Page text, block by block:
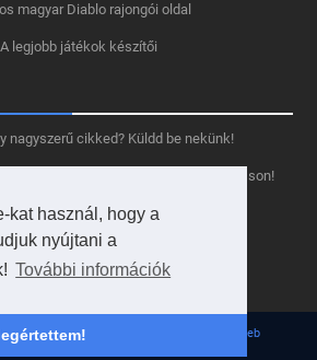
kat használ, hogy a
nyújtani a
További információk
magyar Diablo rajongói oldal
legjobb játékok készítői
nagyszerű cikked? Küldd be nekünk!
az oldal? Segíts, hogy fennmaradhasson!
- Lépj velünk kapcsolatba!
A saját oldaladon is!
v31.3.0. - Borovi Bence | Powered by JsWeb